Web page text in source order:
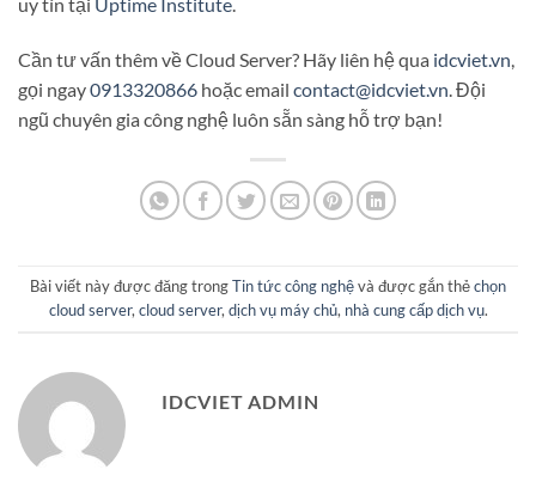
Cần tư vấn thêm về Cloud Server? Hãy liên hệ qua idcviet.vn
gọi ngay0913320866 hoặc email contact@idcviet.vn . Đội
ngũ chuyên gia công nghệ luôn sẵn sàng hỗ trợ bạn!
Bài viết này được đăng trongTin tức công nghệvà được gắn thẻchọn
cloud server, cloud server, dịch vụ máy chủ, nhà cung cấp dịch vụ.
IDCVIET ADMIN